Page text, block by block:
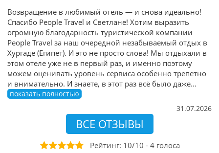
Возвращение в любимый отель — и снова идеально!
Спасибо People Travel и Светлане! Хотим выразить
огромную благодарность туристической компании
People Travel за наш очередной незабываемый отдых в
Хургаде (Египет). И это не просто слова! Мы отдыхали в
этом отеле уже не в первый раз, и именно поэтому
можем оценивать уровень сервиса особенно трепетно
и внимательно. И знаете, в этот раз всё было даже...
показать полностью
31.07.2026
ВСЕ ОТЗЫВЫ
Рейтинг: 10/10 - 4 голоса